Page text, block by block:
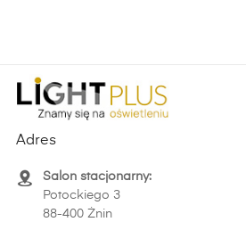
Adres
Salon stacjonarny:
Potockiego 3
88-400 Żnin